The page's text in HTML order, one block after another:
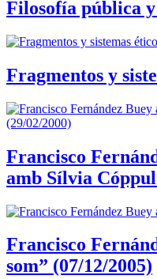
Filosofía pública
Fragmentos y
Francisco
amb Sílvia
Francisco
som” (07/12/2005)